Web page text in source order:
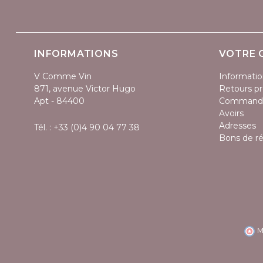
INFORMATIONS
V Comme Vin
871, avenue Victor Hugo
Apt - 84400
Tél. : +33 (0)4 90 04 77 38
VOTRE
Retours
Avoirs
Adresses
Bons de